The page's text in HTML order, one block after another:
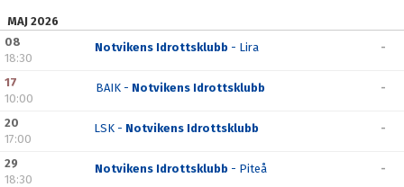
KONTAKT
MAJ 2026
08
18:30
Notvikens Idrottsklubb - Lira -
17
10:00
BAIK - Notvikens Idrottsklubb -
20
17:00
LSK - Notvikens Idrottsklubb -
29
18:30
Notvikens Idrottsklubb - Piteå -